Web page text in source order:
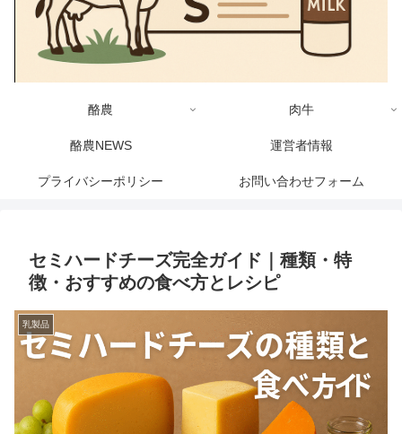
酪農 肉牛
酪農NEWS 運営者情報
プライバシーポリシー お問い合わせフォーム
セミハードチーズ完全ガイド｜種類・特
徴・おすすめの食べ方とレシピ
乳製品